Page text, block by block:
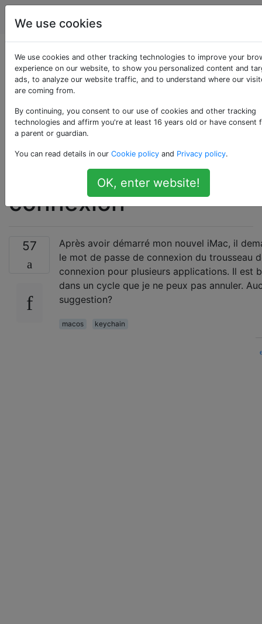
Apple
OSX demande à
plusieurs reprises un
mot de passe de
connexion au
trousseau de
connexion
57
Après avoir démarré mon nouvel iMac, il
le mot de passe de connexion du trousseau
connexion pour plusieurs applications. Il est
dans un cycle que je ne peux pas annuler.
suggestion?
macos
keychain
We use cookies
We use cookies and other tracking technologies to improve your
experience on our website, to show you personalized content and
ads, to analyze our website traffic, and to understand where our
are coming from.
By continuing, you consent to our use of cookies and other tracking
technologies and affirm you're at least 16 years old or have consent
a parent or guardian.
You can read details in our Cookie policy and Privacy policy.
OK, enter website!